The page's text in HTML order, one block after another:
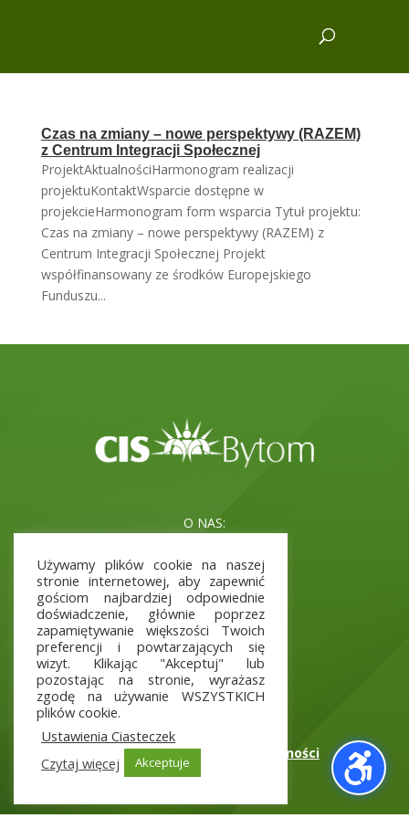
Czas na zmiany – nowe perspektywy (RAZEM)
z Centrum Integracji Społecznej
ProjektAktualnościHarmonogram realizacji
projektuKontaktWsparcie dostępne w
projekcieHarmonogram form wsparcia Tytuł projektu:
Czas na zmiany – nowe perspektywy (RAZEM) z
Centrum Integracji Społecznej Projekt
współfinansowany ze środków Europejskiego
Funduszu...
O NAS:
Kadra
Aktualne Projekty
INFORMACJE:
Polityka prywatności
Deklaracja dostępności
Raport o stanie dostępności
Wniosek o zapewnienie dostępności
Używamy plików cookie na naszej
stronie internetowej, aby zapewnić
gościom najbardziej odpowiednie
doświadczenie, głównie poprzez
zapamiętywanie większości Twoich
preferencji i powtarzających się
wizyt. Klikając "Akceptuj" lub
pozostając na stronie, wyrażasz
zgodę na używanie WSZYSTKICH
plików cookie.
Ustawienia Ciasteczek
Czytaj więcej
Akceptuje